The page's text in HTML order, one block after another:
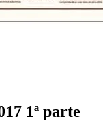
1ª parte